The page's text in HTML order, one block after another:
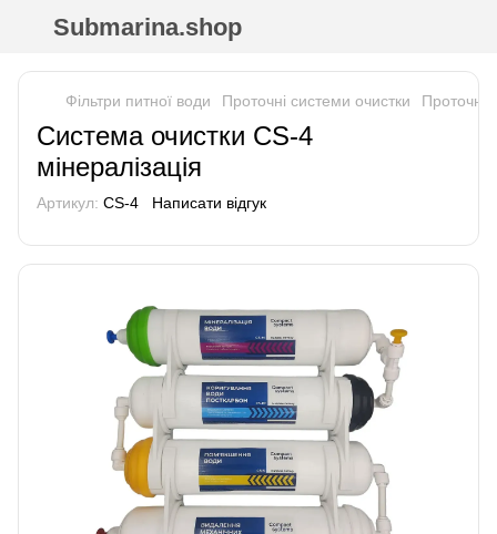
Submarina.shop
Фільтри питної води Проточні системи очистки Проточні
Система очистки CS-4
мінералізація
Артикул: CS-4 Написати відгук